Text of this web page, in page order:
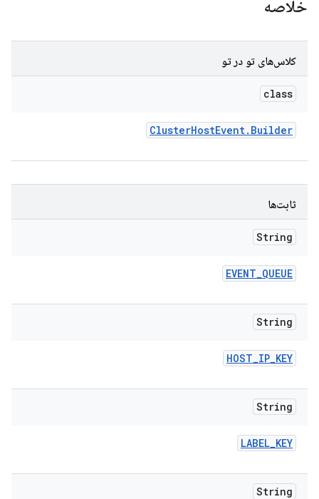
خلاصه
کلاس‌های تو در تو
class
ClusterHostEvent. Builder
ثابت‌ها
String
EVENT_QUEUE
String
HOST_IP_KEY
String
LABEL_KEY
String